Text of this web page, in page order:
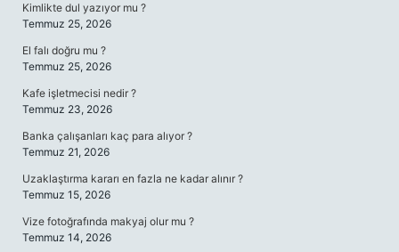
Kimlikte dul yazıyor mu ?
Temmuz 25, 2026
El falı doğru mu ?
Temmuz 25, 2026
Kafe işletmecisi nedir ?
Temmuz 23, 2026
Banka çalışanları kaç para alıyor ?
Temmuz 21, 2026
Uzaklaştırma kararı en fazla ne kadar alınır ?
Temmuz 15, 2026
Vize fotoğrafında makyaj olur mu ?
Temmuz 14, 2026